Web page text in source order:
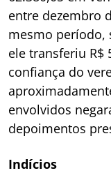
entre dezembro
mesmo período,
ele transferiu R$
confiança do
envolvidos
depoimentos
Indícios